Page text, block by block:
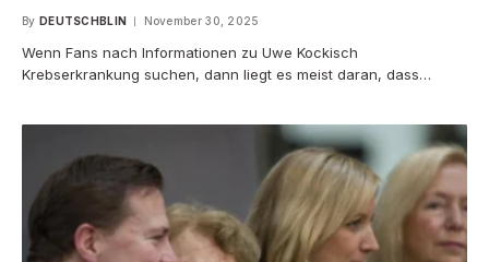
By DEUTSCHBLIN November 30, 2025
Wenn Fans nach Informationen zu Uwe Kockisch
Krebserkrankung suchen, dann liegt es meist daran, dass…